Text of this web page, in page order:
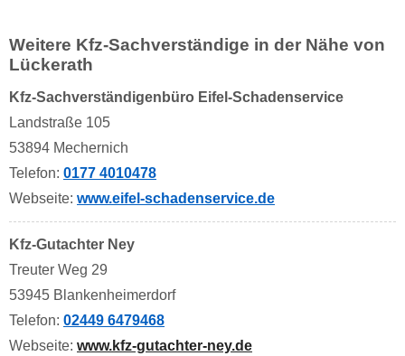
Weitere Kfz-Sachverständige in der Nähe von
Lückerath
Kfz-Sachverständigenbüro Eifel-Schadenservice
Landstraße 105
53894 Mechernich
Telefon: 0177 4010478
Webseite: www.eifel-schadenservice.de
Kfz-Gutachter Ney
Treuter Weg 29
53945 Blankenheimerdorf
Telefon: 02449 6479468
Webseite: www.kfz-gutachter-ney.de